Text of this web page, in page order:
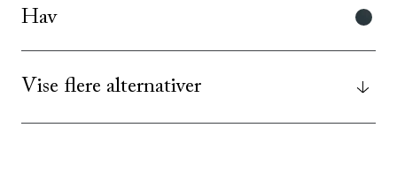
Hav
Vise flere alternativer